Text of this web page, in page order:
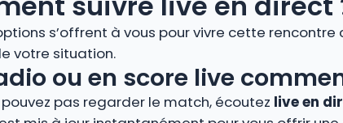
s’offrent à vous pour vivre cette
votre situation.
ou en score live
pouvez pas regarder le match, écoutez live en